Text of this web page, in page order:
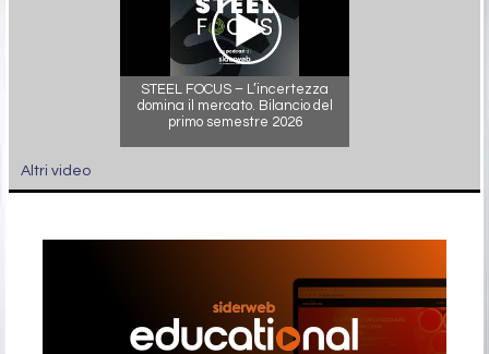
STEEL FOCUS – L’incertezza
domina il mercato. Bilancio del
primo semestre 2026
Altri video